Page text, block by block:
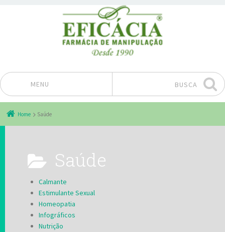
MENU
Pular para o conteúdo
BUSCA
Home Saúde
Saúde
Calmante
Estimulante Sexual
Homeopatia
Infográficos
Nutrição